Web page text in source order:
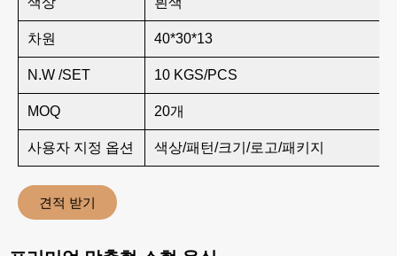
차원 40*30*13
N.W /SET 10 KGS/PCS
MOQ 20개
사용자 지정 옵션 색상/패턴/크기/로고/패키지
견적 받기